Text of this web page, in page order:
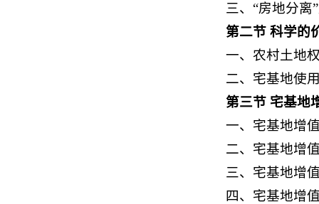
三、“房地分离
第二节 科学的
一、农村土地
二、宅基地使
第三节 宅基地
一、宅基地增
二、宅基地增
三、宅基地增
四、宅基地增